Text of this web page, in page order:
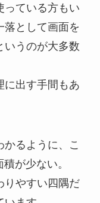
っている方もい
落として画面を
いうのが大多数
に出す手間もあ
かるように、こ
が少ない。
りやすい四隅だ